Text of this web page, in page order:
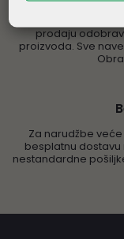
prodaju
proizvoda. Sve
Za narudžbe
besplatnu dostavu
nestandardne